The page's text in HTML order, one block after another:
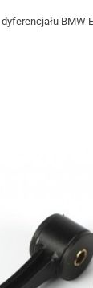
BMW